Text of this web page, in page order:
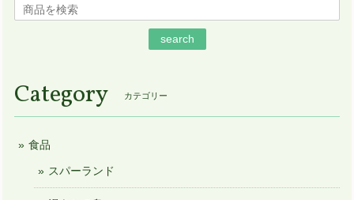
search
Category カテゴリー
食品
スパーランド